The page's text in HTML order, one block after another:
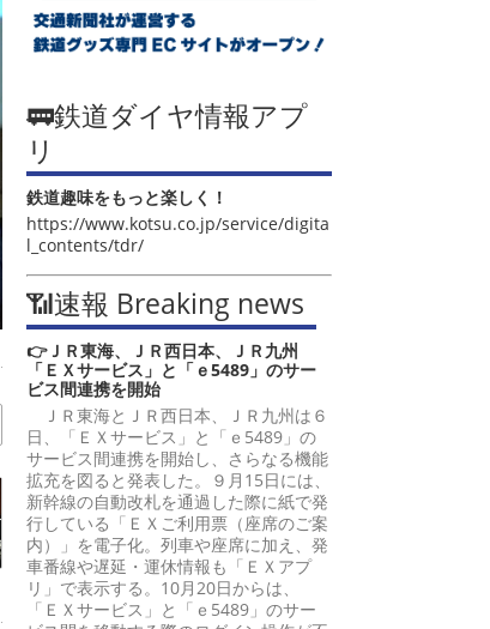
🚃鉄道ダイヤ情報アプ
リ
鉄道趣味をもっと楽しく！
https://www.kotsu.co.jp/service/digita
l_contents/tdr/
📶速報 Breaking news
👉ＪＲ東海、ＪＲ西日本、ＪＲ九州
「ＥＸサービス」と「ｅ5489」のサー
ビス間連携を開始
ＪＲ東海とＪＲ西日本、ＪＲ九州は６
日、「ＥＸサービス」と「ｅ5489」の
サービス間連携を開始し、さらなる機能
拡充を図ると発表した。９月15日には、
新幹線の自動改札を通過した際に紙で発
行している「ＥＸご利用票（座席のご案
内）」を電子化。列車や座席に加え、発
車番線や遅延・運休情報も「ＥＸアプ
リ」で表示する。10月20日からは、
「ＥＸサービス」と「ｅ5489」のサー